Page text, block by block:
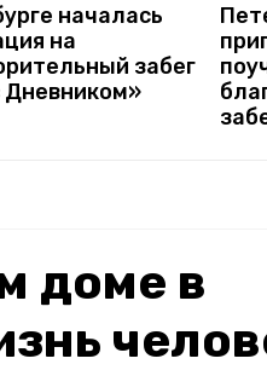
началась
на
забег
Дневником»
доме в